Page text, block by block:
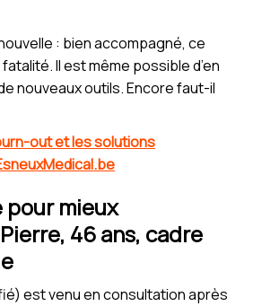
: bien accompagné, ce
Il est même possible d’en
nouveaux outils. Encore faut-il
out et les solutions
pour mieux
46 ans, cadre
est venu en consultation après